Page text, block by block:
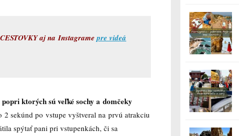
aj na Instagrame pre videá
ktorých sú veľké sochy a domčeky
2 sekúnd po vstupe vyštveral na prvú atrakciu
spýtať pani pri vstupenkách, či sa